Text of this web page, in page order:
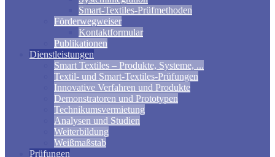
Smart-Textiles-Prüfmethoden
Förderwegweiser
Kontaktformular
Publikationen
Dienstleistungen
Smart Textiles – Produkte, Systeme, ...
Textil- und Smart-Textiles-Prüfungen
Innovative Verfahren und Produkte
Demonstratoren und Prototypen
Technikumsvermietung
Analysen und Studien
Weiterbildung
Weißmaßstab
Prüfungen